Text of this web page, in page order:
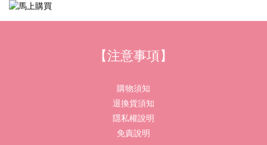
【注意事項】
購物須知
退換貨須知
隱私權說明
免責說明